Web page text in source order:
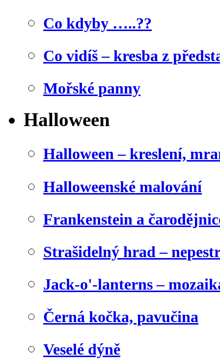
Co kdyby …..??
Co vidíš – kresba z
Mořské panny
Halloween
Halloween – kreslení,
Halloweenské malování
Frankenstein a
Strašidelný hrad –
Jack-o'-lanterns –
Černá kočka, pavučina
Veselé dýně